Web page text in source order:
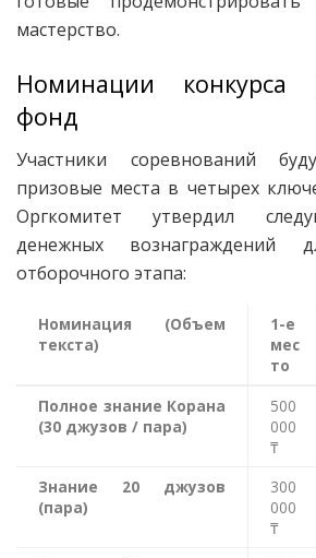
мастерство.
Номинации конкурса
фонд
Участники соревнований
призовые места в четырех
Оргкомитет утвердил
денежных вознаграждений
отборочного этапа:
Номинация (Объем
текста)
1-е
мес
то
Полное знание Корана
(30 джузов / пара)
500
000
₸
Знание 20 джузов
(пара)
300
000
₸